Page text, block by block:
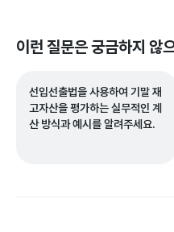
이런 질문은 궁금하지 않
선입선출법을 사용하여 기말 재
고자산을 평가하는 실무적인 계
산 방식과 예시를 알려주세요.